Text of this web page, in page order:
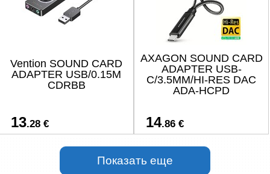
Vention SOUND CARD
ADAPTER USB/0.15M
CDRBB
13.28 €
AXAGON SOUND CARD
ADAPTER USB-
C/3.5MM/HI-RES DAC
ADA-HCPD
14.86 €